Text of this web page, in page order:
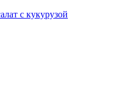
с кукурузой